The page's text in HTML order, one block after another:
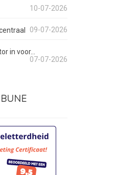
10-07-2026
09-07-2026
in voor...
07-07-2026